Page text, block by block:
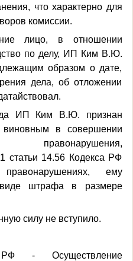
что характерно для
комиссии.
лицо, в отношении
по делу, ИП Ким В.Ю.
образом о дате,
дела, об отложении
ИП Ким В.Ю. признан
в совершении
правонарушения,
статьи 14.56 Кодекса РФ
ему
штрафа в размере
силу не вступило.
- Осуществление